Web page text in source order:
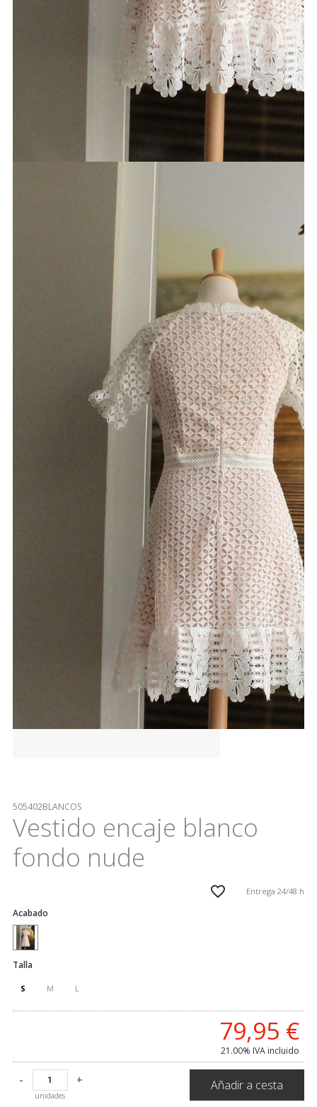
505402BLANCOS
Vestido encaje blanco
fondo nude
Entrega 24/48 h
Acabado
Talla
S M L
79,95 €
21.00% IVA incluido
-
unidades
+ Añadir a cesta